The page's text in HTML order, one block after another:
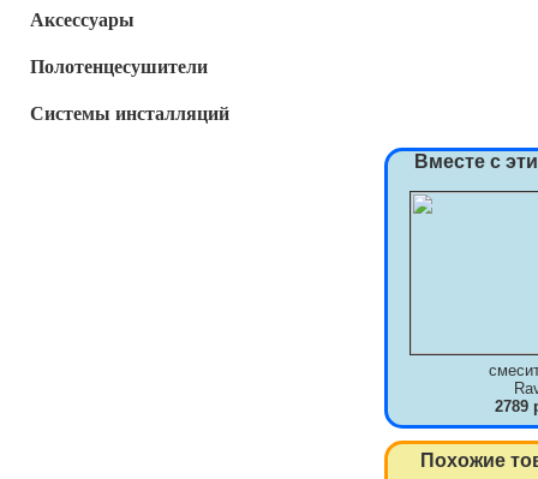
Аксессуары
Полотенцесушители
Системы инсталляций
Вместе с
2789
Похожие